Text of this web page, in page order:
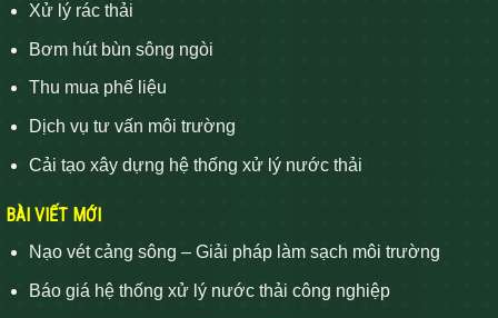
Xử lý rác thải
Bơm hút bùn sông ngòi
Thu mua phế liệu
Dịch vụ tư vấn môi trường
Cải tạo xây dựng hệ thống xử lý nước thải
BÀI VIẾT MỚI
Nạo vét cảng sông – Giải pháp làm sạch môi trường
Báo giá hệ thống xử lý nước thải công nghiệp